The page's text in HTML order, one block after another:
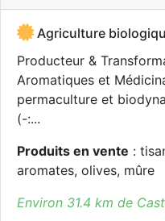
Agriculture
Producteur &
Aromatiques et
permaculture et
(-:...
Produits en vente :
aromates, olives, mûre
Environ 31.4 km de